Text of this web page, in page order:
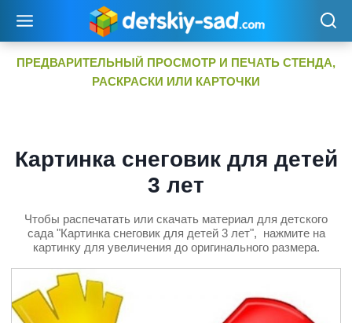
содержимому
ПРЕДВАРИТЕЛЬНЫЙ ПРОСМОТР И ПЕЧАТЬ СТЕНДА,
РАСКРАСКИ ИЛИ КАРТОЧКИ
Картинка снеговик для детей
3 лет
Чтобы распечатать или скачать материал для детского
сада "Картинка снеговик для детей 3 лет", нажмите на
картинку для увеличения до оригинального размера.